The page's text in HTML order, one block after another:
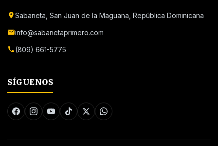
Sabaneta, San Juan de la Maguana, República Dominicana
info@sabanetaprimero.com
(809) 661-5775
SÍGUENOS